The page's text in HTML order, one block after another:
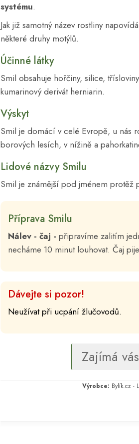
systému.
Jak již samotný název rostliny
některé druhy motýlů.
Účinné látky
Smil obsahuje hořčiny, silice,
kumarinový derivát herniarin.
Výskyt
Smil je domácí v celé Evropě, u nás
borových lesích, v nížině a
Lidové názvy Smilu
Smil je známější pod jménem
Příprava Smilu
Nálev - čaj - připravíme zalitím
necháme 10 minut louhovat. Čaj
Dávejte si pozor!
Neužívat při ucpání žlučovodů.
Zajímá
Výrobce: Bylík.cz -